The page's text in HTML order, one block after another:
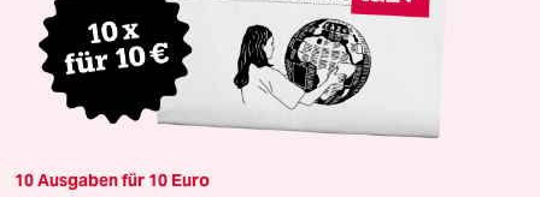
10 Ausgaben für 10 Euro